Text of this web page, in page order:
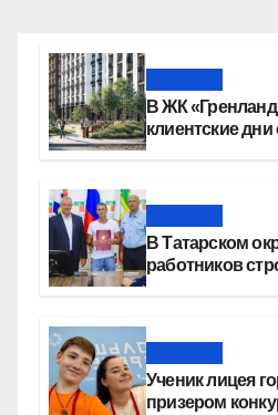
В ЖК
клиентские дни
В Татарском
работников
Ученик лицея
призером